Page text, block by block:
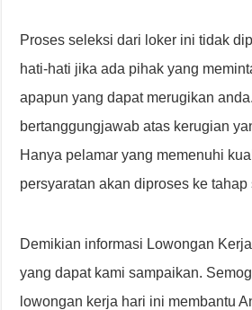
Proses seleksi dari loker ini tidak
hati-hati jika ada pihak yang
apapun yang dapat merugikan
bertanggungjawab atas kerugian
Hanya pelamar yang memenuhi
persyaratan akan diproses ke tahap
Demikian informasi Lowongan
yang dapat kami sampaikan.
lowongan kerja hari ini membantu